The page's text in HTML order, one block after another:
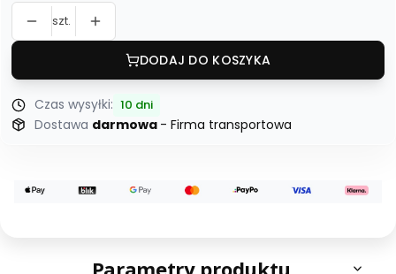
szt.
DODAJ DO KOSZYKA
Czas wysyłki: 10 dni
Dostawa darmowa - Firma transportowa
Parametry produktu